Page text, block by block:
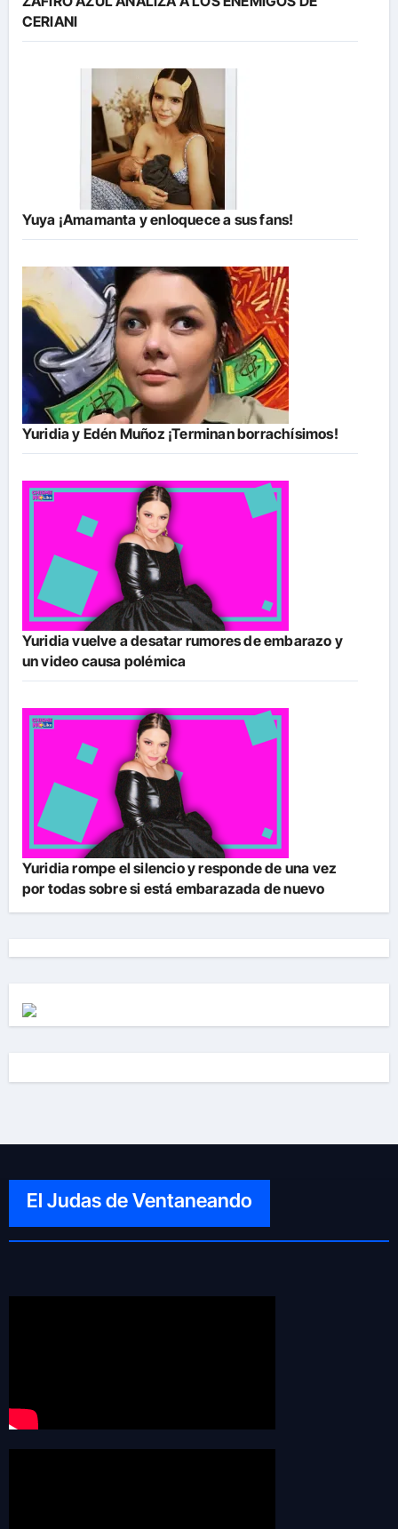
CERIANI
Yuya ¡Amamanta y enloquece a sus fans!
Yuridia y Edén Muñoz ¡Terminan borrachísimos!
Yuridia vuelve a desatar rumores de embarazo y
un video causa polémica
Yuridia rompe el silencio y responde de una vez
por todas sobre si está embarazada de nuevo
El Judas de Ventaneando